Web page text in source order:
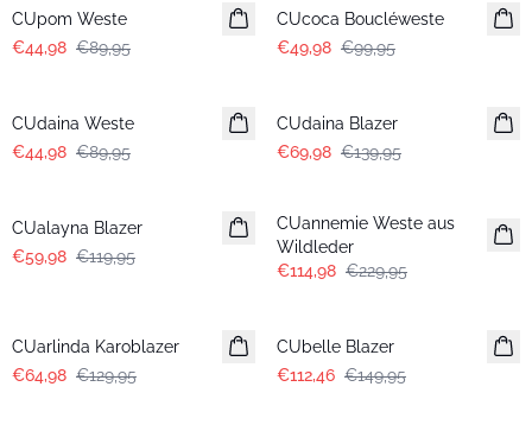
CUpom Weste
€44,98 €89,95
CUcoca Boucléweste
€49,98 €99,95
CUdaina Weste
€44,98 €89,95
CUdaina Blazer
€69,98 €139,95
CUalayna Blazer
€59,98 €119,95
CUannemie Weste aus
Wildleder
€114,98 €229,95
CUarlinda Karoblazer
€64,98 €129,95
CUbelle Blazer
€112,46 €149,95